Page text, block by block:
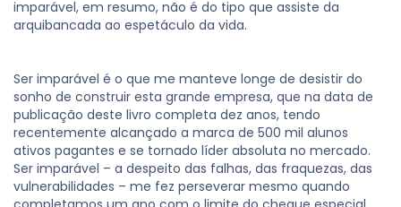
imparável, em resumo, não é do tipo que assiste da
arquibancada ao espetáculo da vida.
Ser imparável é o que me manteve longe de desistir do
sonho de construir esta grande empresa, que na data de
publicação deste livro completa dez anos, tendo
recentemente alcançado a marca de 500 mil alunos
ativos pagantes e se tornado líder absoluta no mercado.
Ser imparável – a despeito das falhas, das fraquezas, das
vulnerabilidades – me fez perseverar mesmo quando